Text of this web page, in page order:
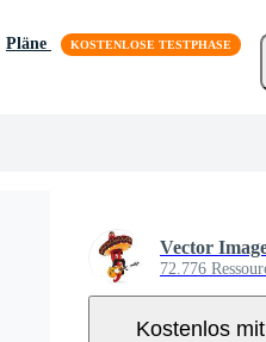
Pläne
Vector
72.776
Kostenlos